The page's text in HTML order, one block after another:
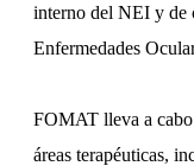
interno del NEI y de
Enfermedades
FOMAT lleva a
áreas terapéuticas,